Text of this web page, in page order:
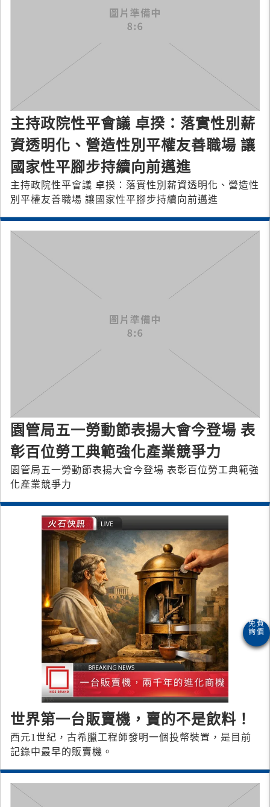
主持政院性平會議 卓揆：落實性別薪
資透明化、營造性別平權友善職場 讓
國家性平腳步持續向前邁進
主持政院性平會議 卓揆：落實性別薪資透明化、營造性
別平權友善職場 讓國家性平腳步持續向前邁進
園管局五一勞動節表揚大會今登場 表
彰百位勞工典範強化產業競爭力
園管局五一勞動節表揚大會今登場 表彰百位勞工典範強
化產業競爭力
世界第一台販賣機，賣的不是飲料！
西元1世紀，古希臘工程師發明一個投幣裝置，是目前
記錄中最早的販賣機。